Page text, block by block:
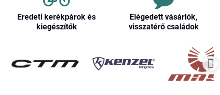
Eredeti kerékpárok és
kiegészítők
Elégedett vásárlók,
visszatérő családok